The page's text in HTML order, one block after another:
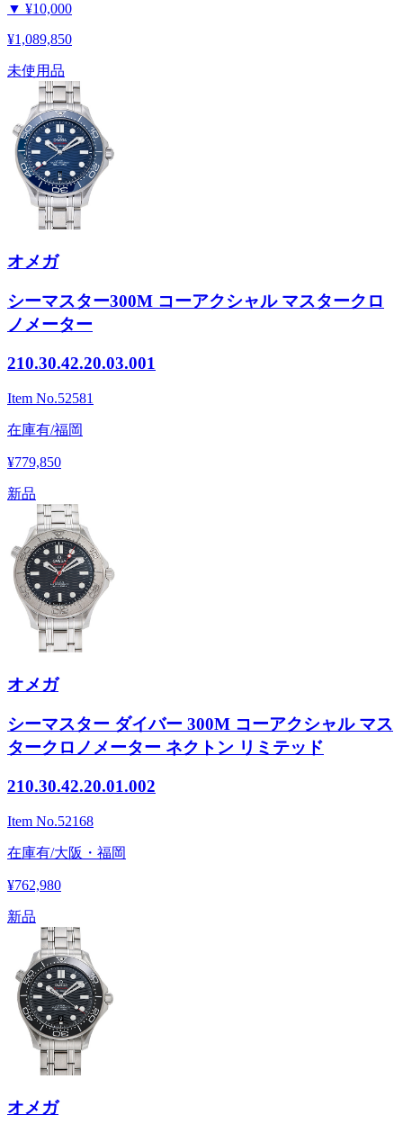
▼ ¥10,000
¥1,089,850
未使用品
オメガ
シーマスター300M コーアクシャル マスタークロ
ノメーター
210.30.42.20.03.001
Item No.52581
在庫有/福岡
¥779,850
新品
オメガ
シーマスター ダイバー 300M コーアクシャル マス
タークロノメーター ネクトン リミテッド
210.30.42.20.01.002
Item No.52168
在庫有/大阪・福岡
¥762,980
新品
オメガ